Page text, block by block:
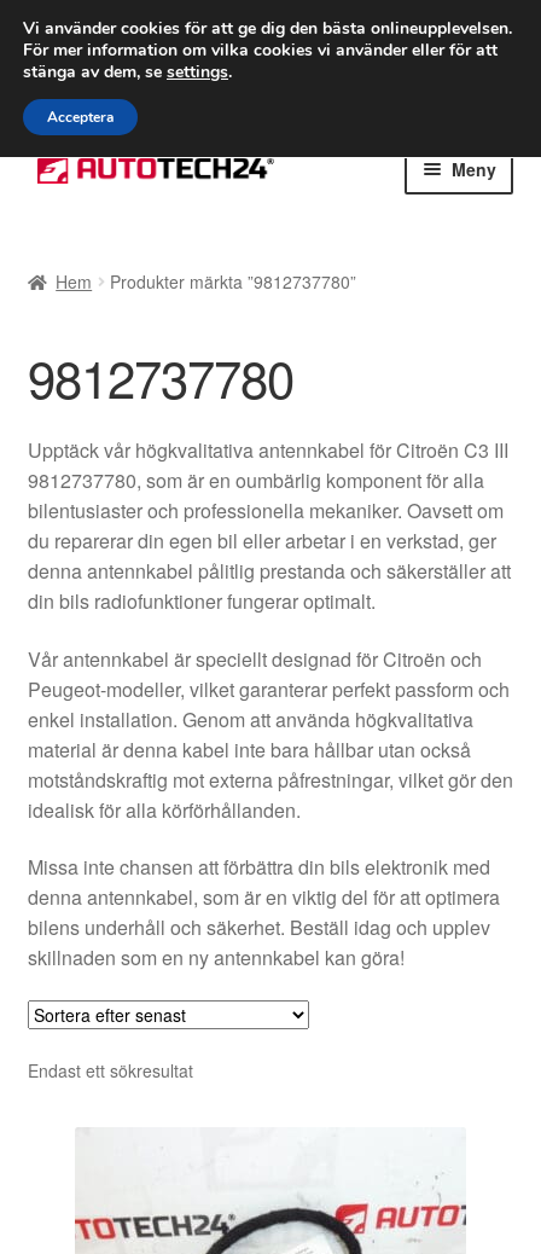
FRAKT från 75 kr
Världsomspännande frakt
Ring 766 924 713
Hoppa
till
Hoppa
till
Meny
Betalningar
Integritetspolicy
Kolla upp
Kontakt
Om oss
Reklamationsprocedur
Transport
Vagn
Världsomspännande frakt
Villkor
Hem Produkter märkta ”9812737780”
9812737780
Upptäck vår högkvalitativa antennkabel för Citroën C3 III
9812737780, som är en oumbärlig komponent för alla
bilentusiaster och professionella mekaniker. Oavsett om
du reparerar din egen bil eller arbetar i en verkstad, ger
denna antennkabel pålitlig prestanda och säkerställer att
din bils radiofunktioner fungerar optimalt.
Vår antennkabel är speciellt designad för Citroën och
Peugeot-modeller, vilket garanterar perfekt passform och
enkel installation. Genom att använda högkvalitativa
material är denna kabel inte bara hållbar utan också
motståndskraftig mot externa påfrestningar, vilket gör den
idealisk för alla körförhållanden.
Missa inte chansen att förbättra din bils elektronik med
denna antennkabel, som är en viktig del för att optimera
bilens underhåll och säkerhet. Beställ idag och upplev
skillnaden som en ny antennkabel kan göra!
Endast ett sökresultat
Vi använder cookies för att ge dig den bästa onlineupplevelsen.
För mer information om vilka cookies vi använder eller för att
stänga av dem, se settings.
Acceptera